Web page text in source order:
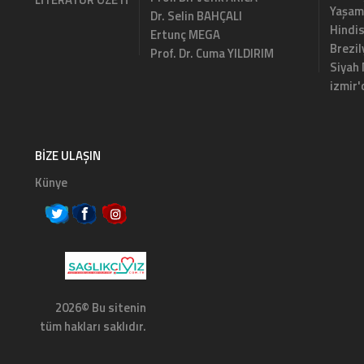
Dr. Selin BAHÇALI
Ertunç MEGA
Prof. Dr. Cuma YILDIRIM
Yaşam
BIZE ULAŞIN
Künye
2026© Bu sitenin
tüm hakları saklıdır.